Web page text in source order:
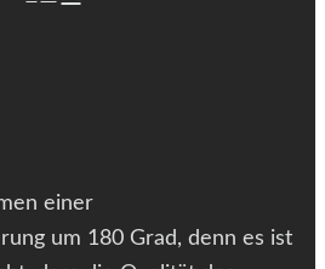
font
einer
um 180 Grad, denn es ist